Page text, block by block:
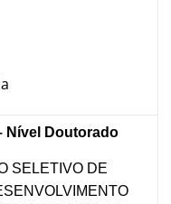
Nível Doutorado
SELETIVO DE